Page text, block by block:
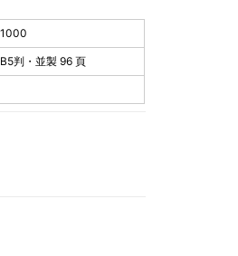
1000
B5判・並製 96 頁